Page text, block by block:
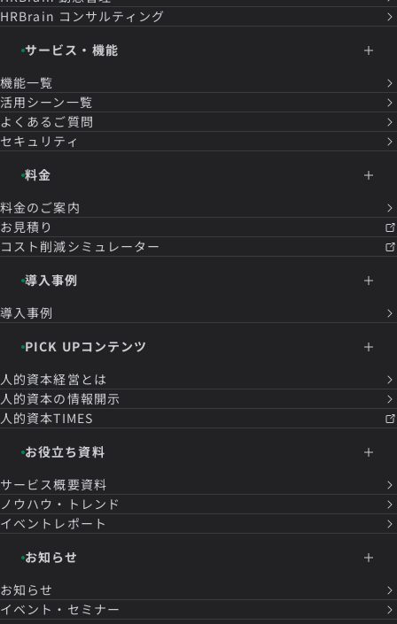
HRBrain コンサルティング
サービス・機能
機能一覧
活用シーン一覧
よくあるご質問
セキュリティ
料金
料金のご案内
お見積り
コスト削減シミュレーター
導入事例
導入事例
PICK UPコンテンツ
人的資本経営とは
人的資本の情報開示
人的資本TIMES
お役立ち資料
サービス概要資料
ノウハウ・トレンド
イベントレポート
お知らせ
お知らせ
イベント・セミナー